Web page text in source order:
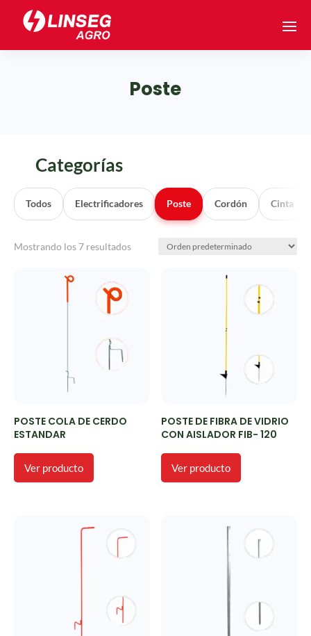
Poste
Categorías
Todos Electrificadores Poste Cordón Cinta
Mostrando los 7 resultados
POSTE COLA DE CERDO
ESTANDAR
Ver producto
POSTE DE FIBRA DE VIDRIO
CON AISLADOR FIB- 120
Ver producto